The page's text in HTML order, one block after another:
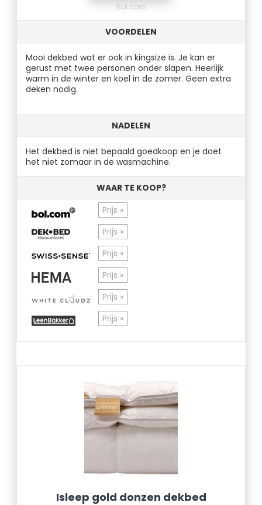
Bol.com
VOORDELEN
Mooi dekbed wat er ook in kingsize is. Je kan er
gerust met twee personen onder slapen. Heerlijk
warm in de winter en koel in de zomer. Geen extra
deken nodig.
NADELEN
Het dekbed is niet bepaald goedkoop en je doet
het niet zomaar in de wasmachine.
WAAR TE KOOP?
Prijs »
Prijs »
Prijs »
Prijs »
Prijs »
Prijs »
Isleep gold donzen dekbed